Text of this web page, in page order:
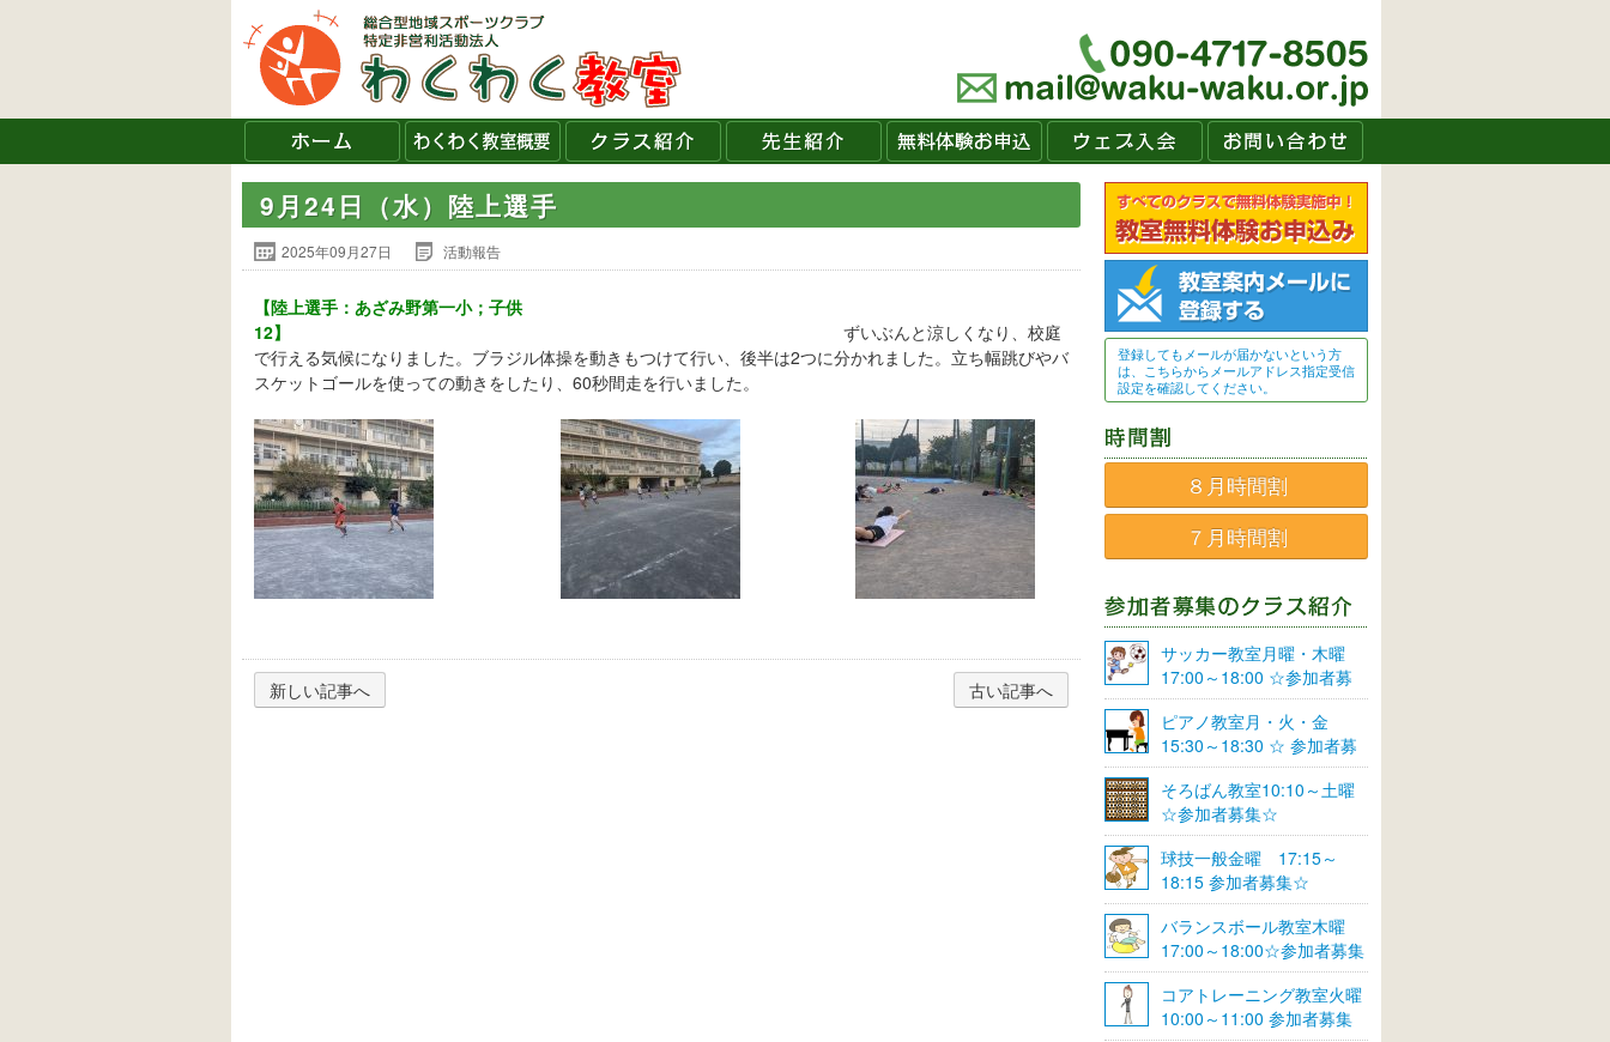
9月24日（水）陸上選手
2025年09月27日 活動報告
【陸上選手：あざみ野第一小；子供
12】 ずいぶんと涼しくなり、校庭
で行える気候になりました。ブラジル体操を動きもつけて行い、後半は2つに分かれました。立ち幅跳びやバ
スケットゴールを使っての動きをしたり、60秒間走を行いました。
新しい記事へ 古い記事へ
登録してもメールが届かないという方
は、こちらからメールアドレス指定受信
設定を確認してください。
８月時間割
７月時間割
サッカー教室月曜・木曜
17:00～18:00 ☆参加者募
集☆
ピアノ教室月・火・金
15:30～18:30 ☆ 参加者募
集☆
そろばん教室10:10～土曜
☆参加者募集☆
球技一般金曜 17:15～
18:15 参加者募集☆
バランスボール教室木曜
17:00～18:00☆参加者募集
☆
コアトレーニング教室火曜
10:00～11:00 参加者募集